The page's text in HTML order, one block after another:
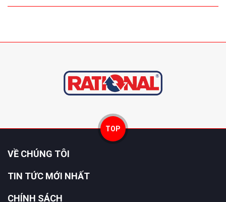
TOP
VỀ CHÚNG TÔI
TIN TỨC MỚI NHẤT
CHÍNH SÁCH